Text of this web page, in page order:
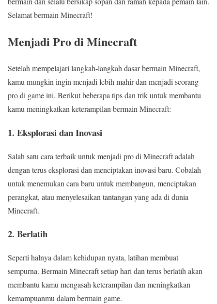
Selamat bermain Minecraft!
Menjadi Pro di Minecraft
Setelah mempelajari langkah-langkah dasar bermain Minecraft,
kamu mungkin ingin menjadi lebih mahir dan menjadi seorang
pro di game ini. Berikut beberapa tips dan trik untuk membantu
kamu meningkatkan keterampilan bermain Minecraft:
1. Eksplorasi dan Inovasi
Salah satu cara terbaik untuk menjadi pro di Minecraft adalah
dengan terus eksplorasi dan menciptakan inovasi baru. Cobalah
untuk menemukan cara baru untuk membangun, menciptakan
perangkat, atau menyelesaikan tantangan yang ada di dunia
Minecraft.
2. Berlatih
Seperti halnya dalam kehidupan nyata, latihan membuat
sempurna. Bermain Minecraft setiap hari dan terus berlatih akan
membantu kamu mengasah keterampilan dan meningkatkan
kemampuanmu dalam bermain game.